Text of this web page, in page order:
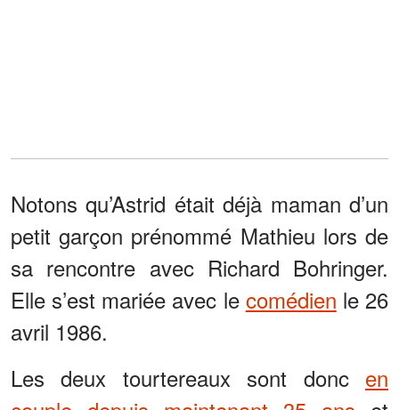
Notons qu’Astrid était déjà maman d’un
petit garçon prénommé Mathieu lors de
sa rencontre avec Richard Bohringer.
Elle s’est mariée avec le comédien le 26
avril 1986.
Les deux tourtereaux sont donc en